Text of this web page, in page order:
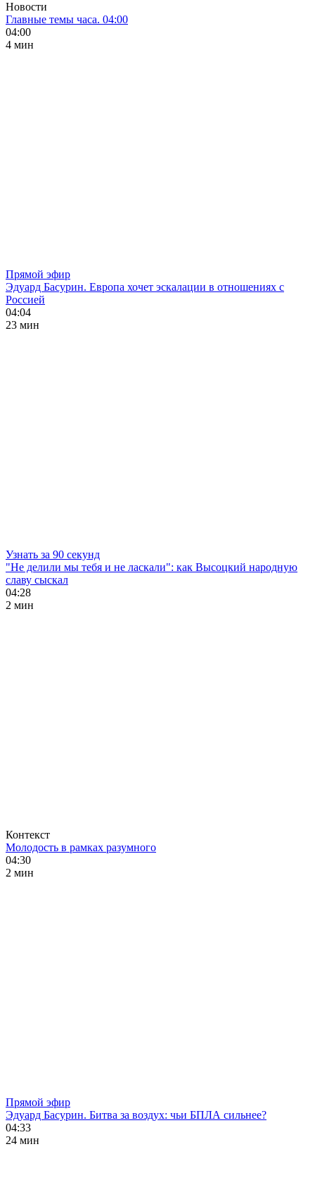
Новости
Главные темы часа. 04:00
04:00
4 мин
Прямой эфир
Эдуард Басурин. Европа хочет эскалации в отношениях с
Россией
04:04
23 мин
Узнать за 90 секунд
"Не делили мы тебя и не ласкали": как Высоцкий народную
славу сыскал
04:28
2 мин
Контекст
Молодость в рамках разумного
04:30
2 мин
Прямой эфир
Эдуард Басурин. Битва за воздух: чьи БПЛА сильнее?
04:33
24 мин